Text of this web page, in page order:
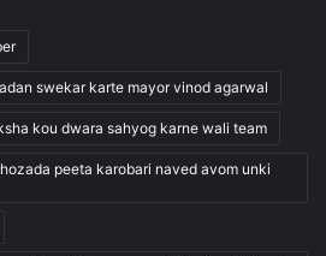
swekar karte mayor vinod agarwal
kou dwara sahyog karne wali team
peeta karobari naved avom unki